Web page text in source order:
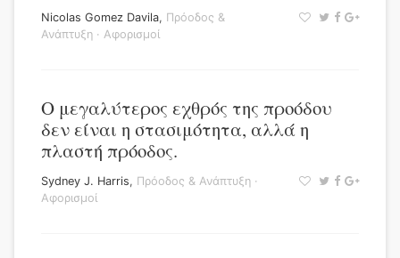
Nicolas Gomez Davila, Πρόοδος &
Ανάπτυξη · Αφορισμοί
Ο μεγαλύτερος εχθρός της προόδου
δεν είναι η στασιμότητα, αλλά η
πλαστή πρόοδος.
Sydney J. Harris, Πρόοδος & Ανάπτυξη ·
Αφορισμοί